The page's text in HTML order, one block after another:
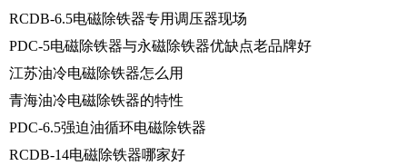
RCDB-6.5电磁除铁器专用调压器现场
PDC-5电磁除铁器与永磁除铁器优缺点老品牌好
江苏油冷电磁除铁器怎么用
青海油冷电磁除铁器的特性
PDC-6.5强迫油循环电磁除铁器
RCDB-14电磁除铁器哪家好